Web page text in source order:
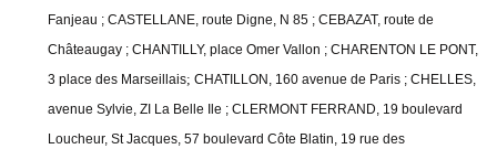
Fanjeau ; CASTELLANE, route Digne, N 85 ; CEBAZAT, route de
Châteaugay ; CHANTILLY, place Omer Vallon ; CHARENTON LE PONT,
3 place des Marseillais; CHATILLON, 160 avenue de Paris ; CHELLES,
avenue Sylvie, ZI La Belle Ile ; CLERMONT FERRAND, 19 boulevard
Loucheur, St Jacques, 57 boulevard Côte Blatin, 19 rue des